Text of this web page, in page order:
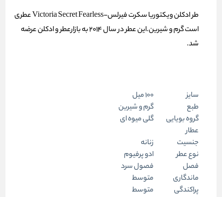
طر ادکلن ویکتوریا سکرت فیرلس-Victoria Secret Fearless عطری
است گرم و شیرین.این عطر در سال 2014 به بازارعطر و ادکلن عرضه
شد.
سایز
100 میل
طبع
گرم و شیرین
گروه بویایی
گلی میوه ای
عطار
جنسیت
زنانه
نوع عطر
ادو پرفیوم
فصل
فصول سرد
ماندگاری
متوسط
پراکندگی
متوسط